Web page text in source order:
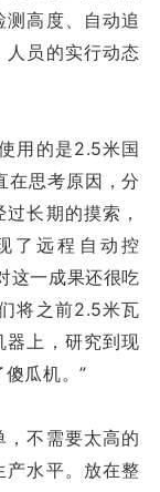
高度、自动追
人员的实行动态
用的是2.5米国
在思考原因，分
长期的摸索，
了远程自动控
这一成果还很吃
将之前2.5米瓦
器上，研究到现
瓜机。”
不需要太高的
产水平。放在整